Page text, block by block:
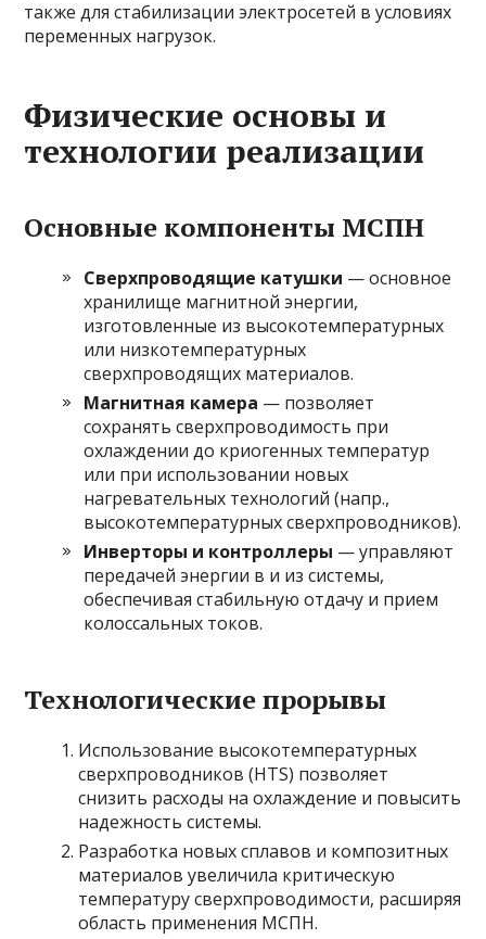
также для стабилизации электросетей в условиях
переменных нагрузок.
Физические основы и
технологии реализации
Основные компоненты МСПН
Сверхпроводящие катушки — основное
хранилище магнитной энергии,
изготовленные из высокотемпературных
или низкотемпературных
сверхпроводящих материалов.
Магнитная камера — позволяет
сохранять сверхпроводимость при
охлаждении до криогенных температур
или при использовании новых
нагревательных технологий (напр.,
высокотемпературных сверхпроводников).
Инверторы и контроллеры — управляют
передачей энергии в и из системы,
обеспечивая стабильную отдачу и прием
колоссальных токов.
Технологические прорывы
Использование высокотемпературных
сверхпроводников (HTS) позволяет
снизить расходы на охлаждение и повысить
надежность системы.
Разработка новых сплавов и композитных
материалов увеличила критическую
температуру сверхпроводимости, расширяя
область применения МСПН.